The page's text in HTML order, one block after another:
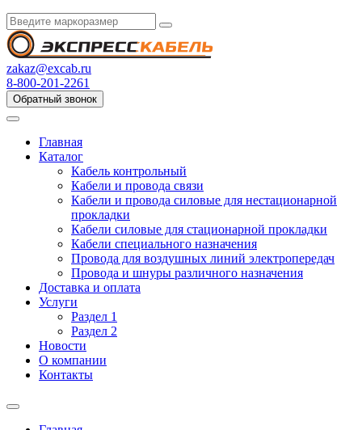
zakaz@excab.ru
8-800-201-2261
Обратный звонок
Главная
Каталог
Кабель контрольный
Кабели и провода связи
Кабели и провода силовые для нестационарной
прокладки
Кабели силовые для стационарной прокладки
Кабели специального назначения
Провода для воздушных линий электропередач
Провода и шнуры различного назначения
Доставка и оплата
Услуги
Раздел 1
Раздел 2
Новости
О компании
Контакты